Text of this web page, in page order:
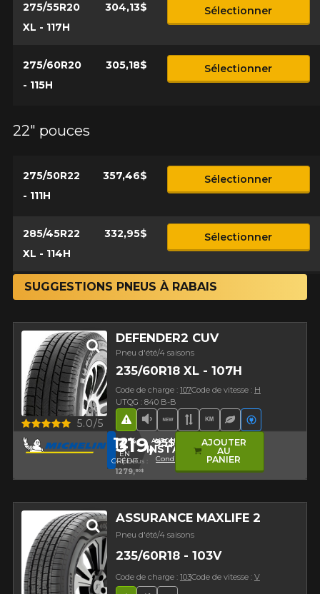
275/55R20
XL - 117H
304,13$ Sélectionner
275/60R20
- 115H
305,18$ Sélectionner
22" pouces
275/50R22
- 111H
357,46$ Sélectionner
285/45R22
XL - 114H
332,95$ Sélectionner
SUGGESTIONS PNEUS À RABAIS
DEFENDER2 CUV
Pneu d'été/4 saisons
235/60R18 XL - 107H
Code de charge : 107Code de vitesse : H
UTQG : 840 B-B
Faible niveau sonore
Nouveau produit
Bande de roulement
Haut kilométrage
Pneu
Hasard routier Véhicules
Aperçu 5.0/5
12%
EN
CRÉDIT
AVEC LE CODE
INSTALL12
Conditions
319,95$
4 pneus :
1279,80$
AJOUTER
AU
PANIER
ASSURANCE MAXLIFE 2
Pneu d'été/4 saisons
235/60R18 - 103V
Code de charge : 103Code de vitesse : V